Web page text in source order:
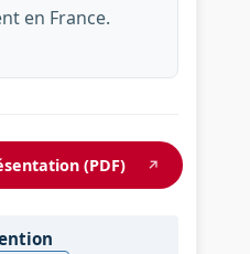
en France.
(PDF) ↗